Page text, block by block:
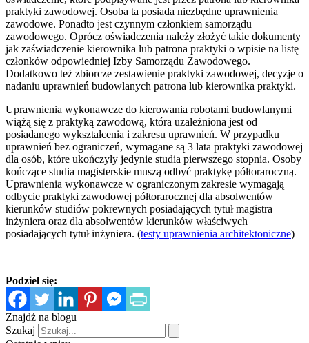
praktyki zawodowej. Osoba ta posiada niezbędne uprawnienia
zawodowe. Ponadto jest czynnym członkiem samorządu
zawodowego. Oprócz oświadczenia należy złożyć takie dokumenty
jak zaświadczenie kierownika lub patrona praktyki o wpisie na listę
członków odpowiedniej Izby Samorządu Zawodowego.
Dodatkowo też zbiorcze zestawienie praktyki zawodowej, decyzje o
nadaniu uprawnień budowlanych patrona lub kierownika praktyki.
Uprawnienia wykonawcze do kierowania robotami budowlanymi
wiążą się z praktyką zawodową, która uzależniona jest od
posiadanego wykształcenia i zakresu uprawnień. W przypadku
uprawnień bez ograniczeń, wymagane są 3 lata praktyki zawodowej
dla osób, które ukończyły jedynie studia pierwszego stopnia. Osoby
kończące studia magisterskie muszą odbyć praktykę półtoraroczną.
Uprawnienia wykonawcze w ograniczonym zakresie wymagają
odbycie praktyki zawodowej półtorarocznej dla absolwentów
kierunków studiów pokrewnych posiadających tytuł magistra
inżyniera oraz dla absolwentów kierunków właściwych
posiadających tytuł inżyniera. (testy uprawnienia architektoniczne)
Podziel się:
Znajdź na blogu
Szukaj